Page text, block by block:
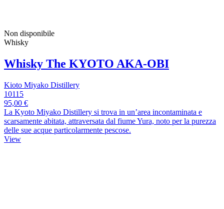
Non disponibile
Whisky
Whisky The KYOTO AKA-OBI
Kioto Miyako Distillery
10115
95,00 €
La Kyoto Miyako Distillery si trova in un’area incontaminata e
scarsamente abitata, attraversata dal fiume Yura, noto per la purezza
delle sue acque particolarmente pescose.
View